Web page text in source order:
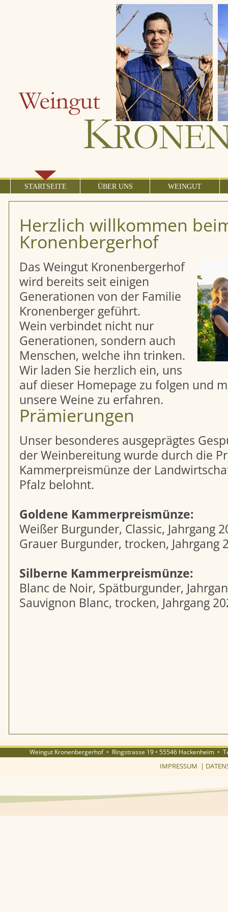
STARTSEITE ÜBER UNS WEINGUT
Herzlich willkommen
Kronenbergerhof
Das Weingut Kronenbergerhof
wird bereits seit einigen
Generationen von der Familie
Kronenberger geführt.
Wein verbindet nicht nur
Generationen, sondern auch
Menschen, welche ihn trinken.
Wir laden Sie herzlich ein, uns
auf dieser Homepage zu folgen und
unsere Weine zu erfahren.
Prämierungen
Unser besonderes ausgeprägtes
der Weinbereitung wurde durch die
Kammerpreismünze der
Pfalz belohnt.
Goldene Kammerpreismünze:
Weißer Burgunder, Classic, Jahrgang
Grauer Burgunder, trocken, Jahrgang
Silberne Kammerpreismünze:
Blanc de Noir, Spätburgunder,
Sauvignon Blanc, trocken, Jahrgang
Weingut Kronenbergerhof • Ringstrasse 19 • 55546 Hackenheim •
IMPRESSUM |